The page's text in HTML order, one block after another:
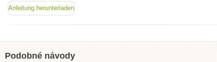
Anleitung herunterladen
Podobné návody